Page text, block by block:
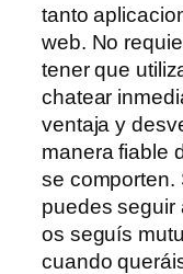
tanto
web. No
tener que
chatear
ventaja y
manera fiable
se comporten.
puedes seguir
os seguís
cuando